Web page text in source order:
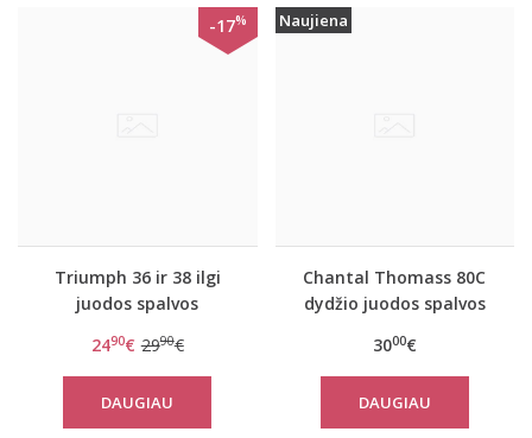
-17%
Triumph 36 ir 38 ilgi
juodos spalvos
marškinėliai Cool
Sensation Dress
2490€ 2990€
DAUGIAU
Naujiena
Chantal Thomass 80C
dydžio juodos spalvos
dirželiais korsetas
Popadelica
3000€
DAUGIAU